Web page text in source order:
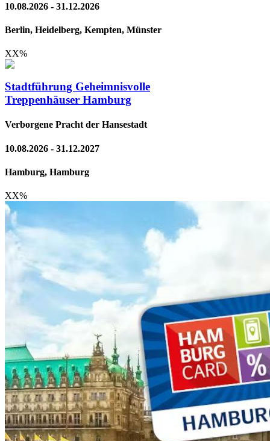
10.08.2026 - 31.12.2026
Berlin, Heidelberg, Kempten, Münster
XX%
Stadtführung Geheimnisvolle
Treppenhäuser Hamburg
Verborgene Pracht der Hansestadt
10.08.2026 - 31.12.2027
Hamburg, Hamburg
XX%